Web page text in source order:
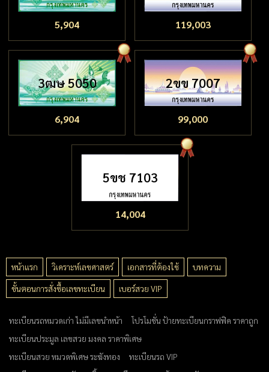
5,904 119,003
3ฒษ 5050
6,904
2ขข 7007
99,000
5ขช 7103
14,004
หน้าแรก วิเคราะห์เลขศาสตร์ เอกสารที่ต้องใช้
บทความ
ขั้นตอนการสั่งซื้อเลขทะเบียน
เบอร์สวย VIP
ทะเบียนรถหมวดเก่า ไม่มีเลขนำหน้า
โปรโมชั่น ป้ายทะเบียนกราฟฟิค ราคาถูก
ทะเบียนประมูล เลขสวย มงคล ราคาพิเศษ
ทะเบียนสวย หมวดพิเศษ ระฆังทอง
ทะเบียนรถ VIP